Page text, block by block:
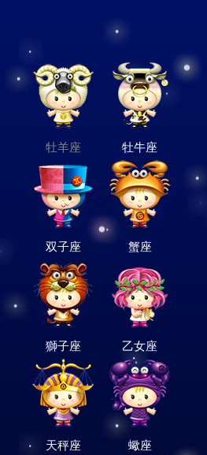
牡羊座 牡牛座
双子座 蟹座
獅子座 乙女座
天秤座 蠍座